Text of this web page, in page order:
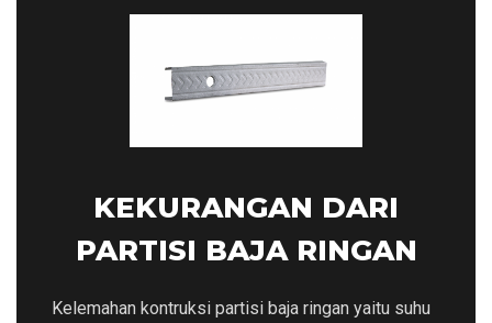
KEKURANGAN DARI
PARTISI BAJA RINGAN
Kelemahan kontruksi partisi baja ringan yaitu suhu